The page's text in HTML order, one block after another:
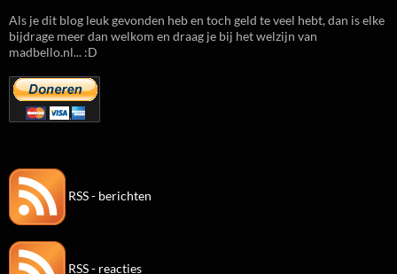
Als je dit blog leuk gevonden heb en toch geld te veel hebt, dan is elke
bijdrage meer dan welkom en draag je bij het welzijn van
madbello.nl... :D
RSS - berichten
RSS - reacties